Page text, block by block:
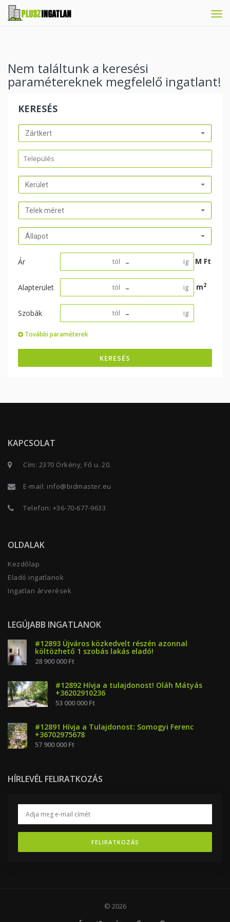
Nem találtunk a keresési
paramétereknek megfelelő ingatlant!
KERESÉS
Zártkert
Kerület
Telek méret
Állapot
Ár M Ft
–
Alapterület m2
–
Szobák –
További paraméterek
KERESÉS
KAPCSOLAT
Cím: 2370 Örkény, Fő u. 20.
E-mail: info@bidmaster.eu
Telefon: +36-70-677-9633
OLDALAK
Kezdőlap
Eladó ingatlanok
Ingatlan árverések
LEGÚJABB INGATLANOK
#12893 Újváros közkedvelt részén azonnal
költözhető 1 szobás lakás eladó!
28 900 000 Ft
#12892 Hívja a tulajdonost! Oláh Mátyás
+36202910236
53 000 000 Ft
#12891 Hívja a Tulajdonost: Somogyi Ferenc
+36702975678
57 900 000 Ft
HÍRLEVÉL FELIRATKOZÁS
FELIRATKOZÁS
© 2026